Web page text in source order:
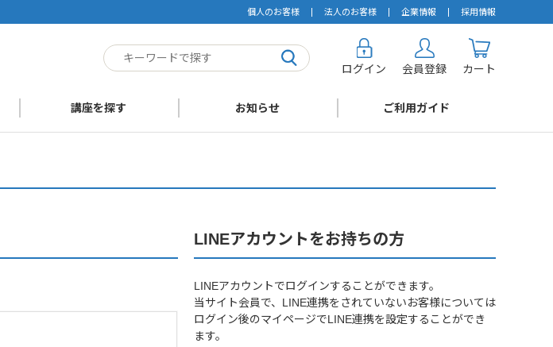
個人のお客様 法人のお客様 企業情報 採用情報
ログイン 会員登録 カート
講座を探す お知らせ ご利用ガイド
LINEアカウントをお持ちの方
LINEアカウントでログインすることができます。
当サイト会員で、LINE連携をされていないお客様については
ログイン後のマイページでLINE連携を設定することができ
ます。